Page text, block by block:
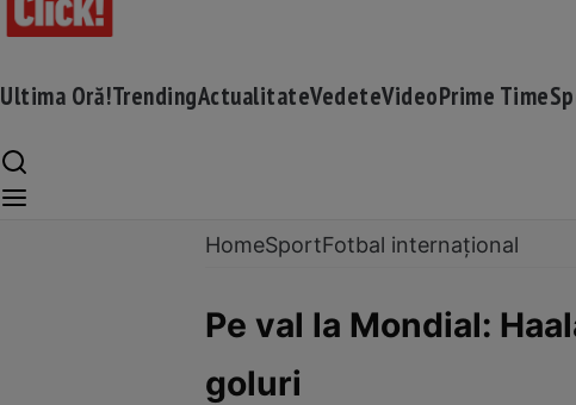
Ultima Oră!TrendingActualitateVedeteVideoPrime Time
HomeSportFotbal internațional
Pe val la Mondial:
goluri